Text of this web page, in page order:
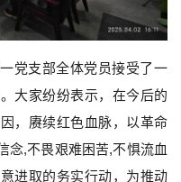
党支部全体党员接受了一
大家纷纷表示，在今后的
，赓续红色血脉，以革命
念,不畏艰难困苦,不惧流血
进取的务实行动，为推动